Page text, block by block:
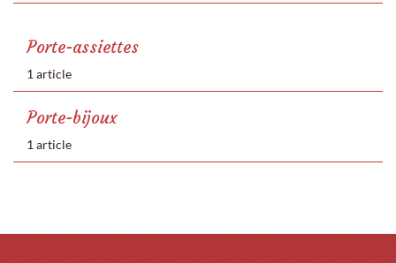
Porte-assiettes
1 article
Porte-bijoux
1 article